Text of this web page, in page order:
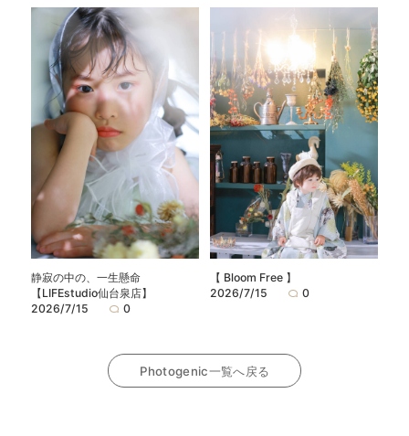
静寂の中の、一生懸命
【LIFEstudio仙台泉店】
2026/7/15
0
【 Bloom Free 】
2026/7/15
0
Photogenic一覧へ戻る